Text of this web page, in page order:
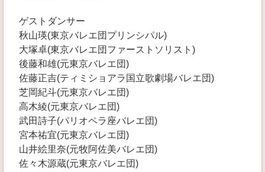
ゲストダンサー
秋山瑛(東京バレエ団プリンシパル)
大塚卓(東京バレエ団ファーストソリスト)
後藤和雄(元東京バレエ団)
佐藤正吉(ティミショアラ国立歌劇場バレエ団)
芝岡紀斗(元東京バレエ団)
高木綾(元東京バレエ団)
武田詩子(パリオペラ座バレエ団)
宮本祐宜(元東京バレエ団)
山井絵里奈(元牧阿佐美バレエ団)
佐々木源蔵(元東京バレエ団)